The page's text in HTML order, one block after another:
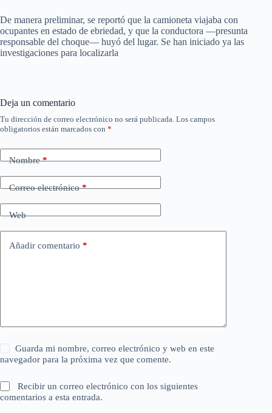
De manera preliminar, se reportó que la camioneta viajaba con
ocupantes en estado de ebriedad, y que la conductora —presunta
responsable del choque— huyó del lugar. Se han iniciado ya las
investigaciones para localizarla
Deja un comentario
Tu dirección de correo electrónico no será publicada. Los campos
obligatorios están marcados con *
Nombre*
Correo electrónico*
Web
Añadir comentario *
Guarda mi nombre, correo electrónico y web en este
navegador para la próxima vez que comente.
Recibir un correo electrónico con los siguientes
comentarios a esta entrada.